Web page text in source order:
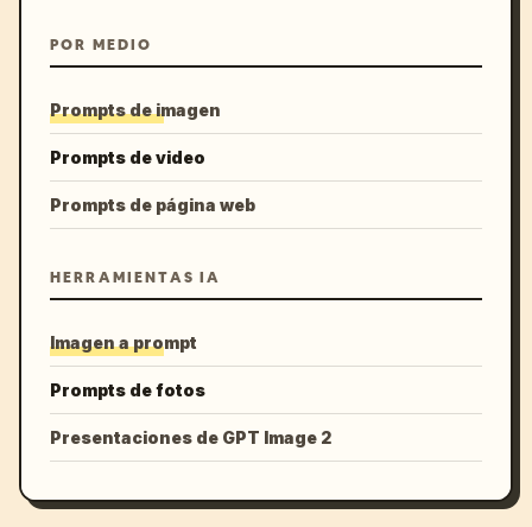
POR MEDIO
Prompts de imagen
Prompts de video
Prompts de página web
HERRAMIENTAS IA
Imagen a prompt
Prompts de fotos
Presentaciones de GPT Image 2